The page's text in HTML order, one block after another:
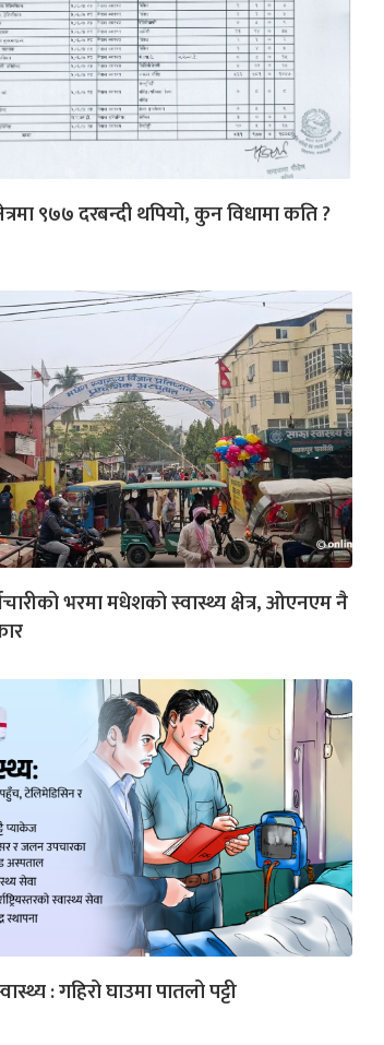
९७७ दरबन्दी थपियो, कुन विधामा कति ?
भरमा मधेशको स्वास्थ्य क्षेत्र, ओएनएम नै
: गहिरो घाउमा पातलो पट्टी